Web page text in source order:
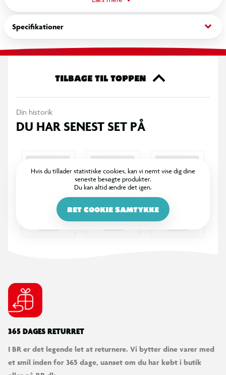
fremad, bagud og til siderne, så de kan genskabe deres
yndlingsscener eller finde på helt nye eventyr. Bilen har flotte
detaljer, robuste hjul og er perfekt til både indendørs og
udendørs leg.
Specifikationer keyboard_arrow_down
TILBAGE TIL TOPPEN
Din historik
DU HAR SENEST SET PÅ
Hvis du tillader statistiske cookies, kan vi nemt vise dig dine
seneste besøgte produkter.
Du kan altid ændre det igen.
RET COOKIE SAMTYKKE
365 DAGES RETURRET
I BR er det legende let at returnere. Vi bytter dine varer med
et smil inden for 365 dage, uanset om du har købt i butik